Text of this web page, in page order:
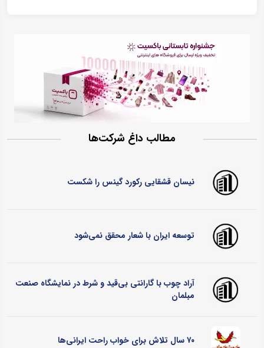
مطالب داغ شرکت‌ها
نیسان قشقایی رکورد گینس را شکست
توسعه ایران با شعار محقق نمی‌شود
آراد چوب با گارانتی بی‌قید و شرط در نمایشگاه صنعت
مبلمان
۷۰ سال تلاش برای خواب راحت ایرانی‌ها